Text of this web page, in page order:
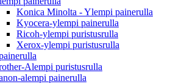
Konica Minolta - Ylempi painerulla
Kyocera-ylempi painerulla
Ricoh-ylempi puristusrulla
Xerox-ylempi puristusrulla
Alempi puristusrulla
alempi painerulla